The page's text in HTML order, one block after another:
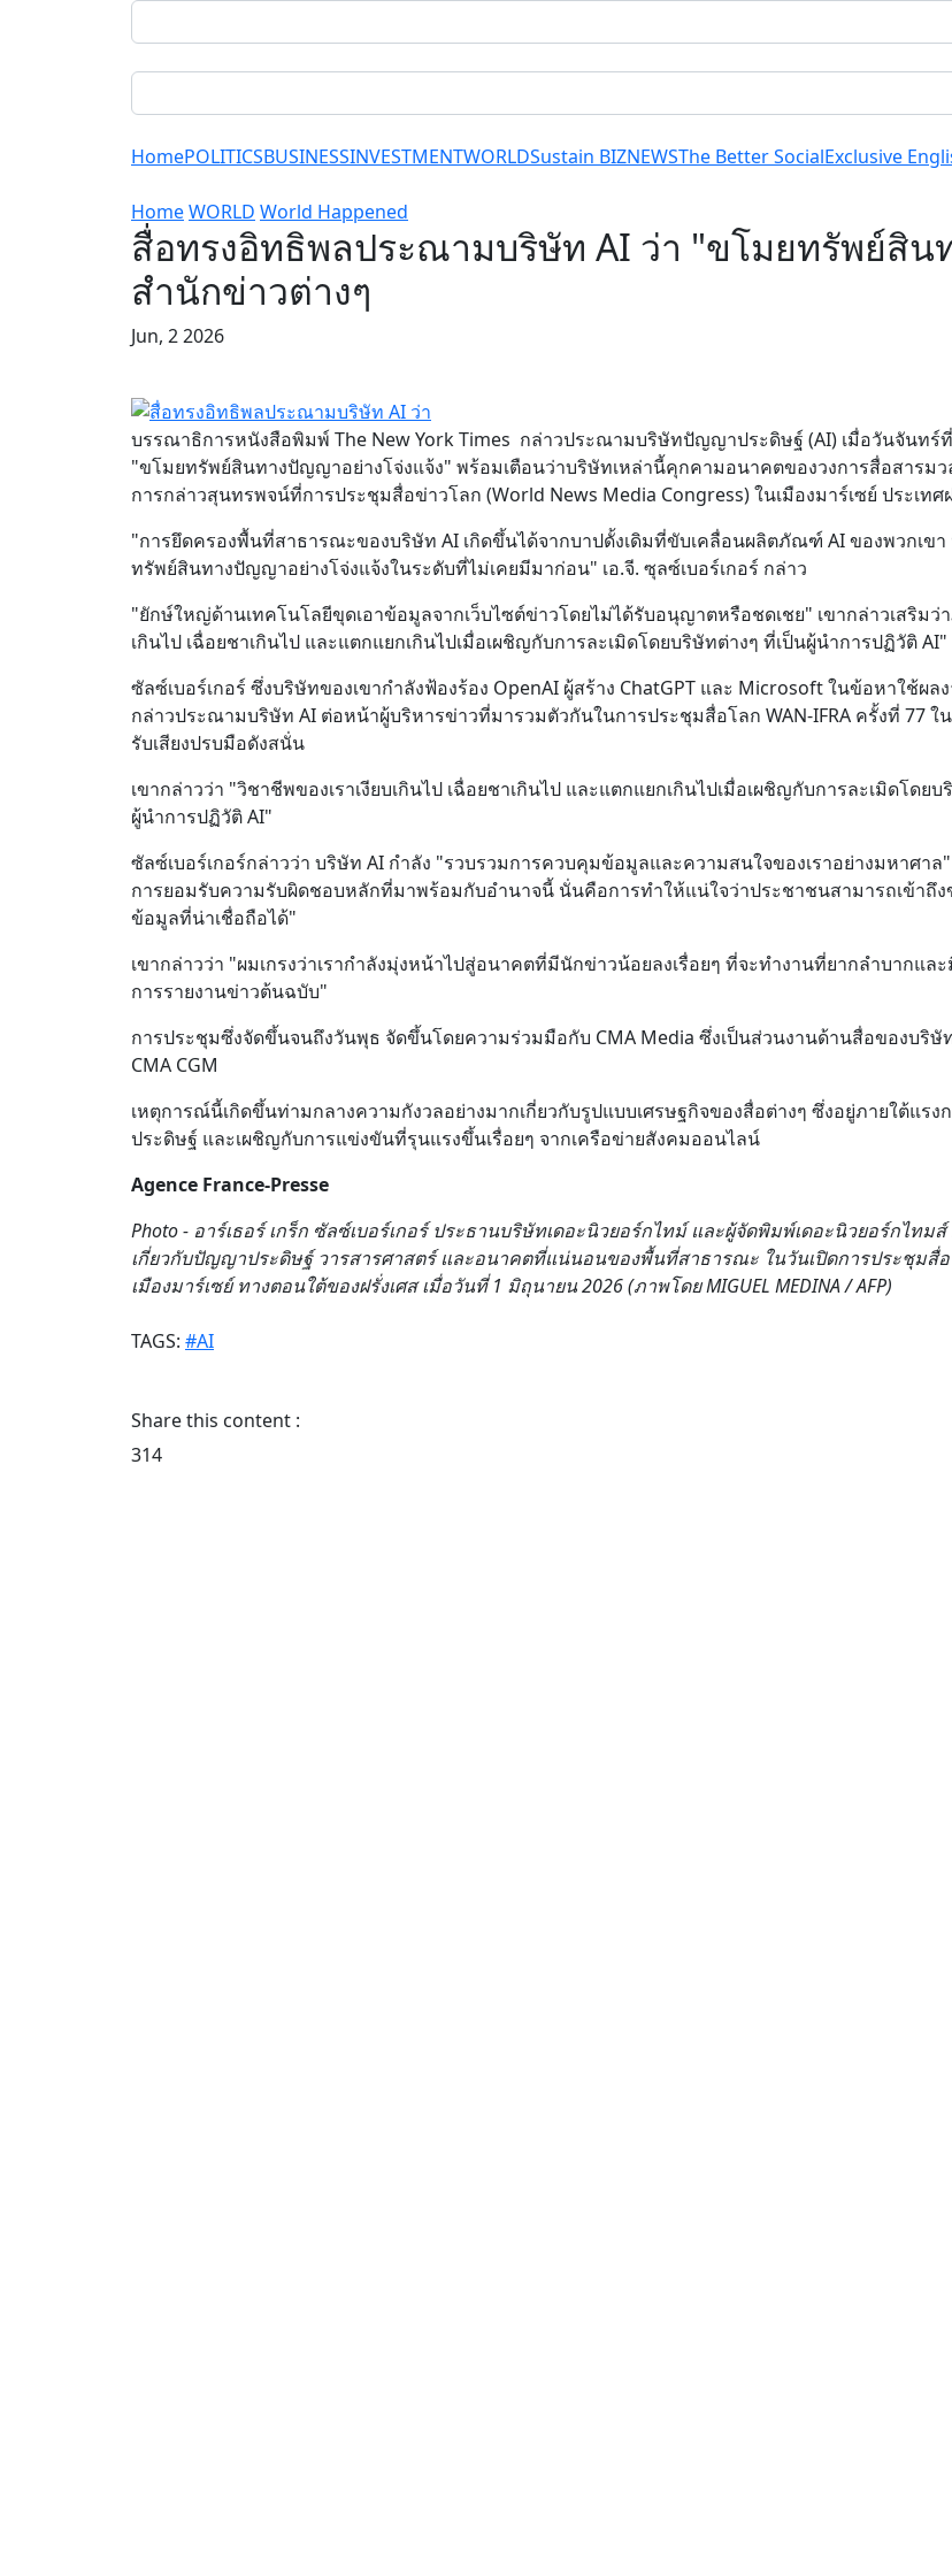
HomePOLITICSBUSINESSINVESTMENTWORLDSustain BIZNEWSThe Better SocialExclusive
HomeWORLD World Happened
สื่อทรงอิทธิพลประณามบริษัท AI ว่า "ขโมยทรัพย์สิน
สำนักข่าวต่างๆ
Jun, 2 2026
บรรณาธิการหนังสือพิมพ์ The New York Times กล่าวประณามบริษัทปัญญาประดิษฐ์ (AI) เมื่อวันจันทร์
"ขโมยทรัพย์สินทางปัญญาอย่างโจ่งแจ้ง" พร้อมเตือนว่าบริษัทเหล่านี้คุกคามอนาคตของวงการสื่อสารมว
การกล่าวสุนทรพจน์ที่การประชุมสื่อข่าวโลก (World News Media Congress) ในเมืองมาร์เซย์ ประเทศ
"การยึดครองพื้นที่สาธารณะของบริษัท AI เกิดขึ้นได้จากบาปดั้งเดิมที่ขับเคลื่อนผลิตภัณฑ์ AI ของพวกเข
ทรัพย์สินทางปัญญาอย่างโจ่งแจ้งในระดับที่ไม่เคยมีมาก่อน" เอ.จี. ซุลซ์เบอร์เกอร์ กล่าว
"ยักษ์ใหญ่ด้านเทคโนโลยีขุดเอาข้อมูลจากเว็บไซต์ข่าวโดยไม่ได้รับอนุญาตหรือชดเชย" เขากล่าวเสริมว่
เกินไป เฉื่อยชาเกินไป และแตกแยกเกินไปเมื่อเผชิญกับการละเมิดโดยบริษัทต่างๆ ที่เป็นผู้นำการปฏิวัติ AI"
ซัลซ์เบอร์เกอร์ ซึ่งบริษัทของเขากำลังฟ้องร้อง OpenAI ผู้สร้าง ChatGPT และ Microsoft ในข้อหาใช้ผ
กล่าวประณามบริษัท AI ต่อหน้าผู้บริหารข่าวที่มารวมตัวกันในการประชุมสื่อโลก WAN-IFRA ครั้งที่ 77
รับเสียงปรบมือดังสนั่น
เขากล่าวว่า "วิชาชีพของเราเงียบเกินไป เฉื่อยชาเกินไป และแตกแยกเกินไปเมื่อเผชิญกับการละเมิดโดย
ผู้นำการปฏิวัติ AI"
ซัลซ์เบอร์เกอร์กล่าวว่า บริษัท AI กำลัง "รวบรวมการควบคุมข้อมูลและความสนใจของเราอย่างมหาศาล
การยอมรับความรับผิดชอบหลักที่มาพร้อมกับอำนาจนี้ นั่นคือการทำให้แน่ใจว่าประชาชนสามารถเข้าถึง
ข้อมูลที่น่าเชื่อถือได้"
เขากล่าวว่า "ผมเกรงว่าเรากำลังมุ่งหน้าไปสู่อนาคตที่มีนักข่าวน้อยลงเรื่อยๆ ที่จะทำงานที่ยากลำบากแล
การรายงานข่าวต้นฉบับ"
การประชุมซึ่งจัดขึ้นจนถึงวันพุธ จัดขึ้นโดยความร่วมมือกับ CMA Media ซึ่งเป็นส่วนงานด้านสื่อของบริ
CMA CGM
เหตุการณ์นี้เกิดขึ้นท่ามกลางความกังวลอย่างมากเกี่ยวกับรูปแบบเศรษฐกิจของสื่อต่างๆ ซึ่งอยู่ภายใต้แร
ประดิษฐ์ และเผชิญกับการแข่งขันที่รุนแรงขึ้นเรื่อยๆ จากเครือข่ายสังคมออนไลน์
Agence France-Presse
Photo - อาร์เธอร์ เกร็ก ซัลซ์เบอร์เกอร์ ประธานบริษัทเดอะนิวยอร์กไทม์ และผู้จัดพิมพ์เดอะนิวยอร์กไทม
เกี่ยวกับปัญญาประดิษฐ์ วารสารศาสตร์ และอนาคตที่แน่นอนของพื้นที่สาธารณะ ในวันเปิดการประชุมสื่
เมืองมาร์เซย์ ทางตอนใต้ของฝรั่งเศส เมื่อวันที่ 1 มิถุนายน 2026 (ภาพโดย MIGUEL MEDINA / AFP)
TAGS: #AI
Share this content :
314